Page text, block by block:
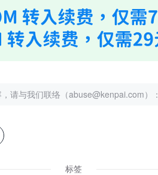
请与我们联络（abuse@kenpai.com）：
标签